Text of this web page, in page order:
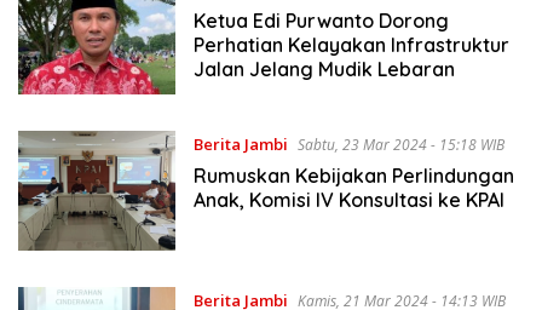
Ketua Edi Purwanto Dorong
Perhatian Kelayakan Infrastruktur
Jalan Jelang Mudik Lebaran
Berita Jambi Sabtu, 23 Mar 2024 - 15:18 WIB
Rumuskan Kebijakan Perlindungan
Anak, Komisi IV Konsultasi ke KPAI
Berita Jambi Kamis, 21 Mar 2024 - 14:13 WIB